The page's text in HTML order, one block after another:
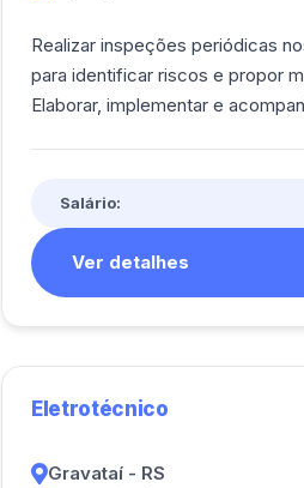
Realizar inspeções periódicas
para identificar riscos e propor
Elaborar, implementar e
Salário:
Ver detalhes
Eletrotécnico
Gravataí - RS